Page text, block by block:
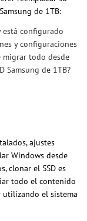
de 1TB:
está configurado
y configuraciones
migrar todo desde
Samsung de 1TB?
ajustes
Windows desde
clonar el SSD es
todo el contenido
utilizando el sistema